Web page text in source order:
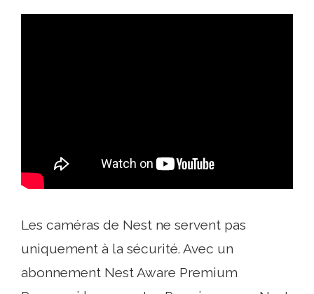
Les caméras de Nest ne servent pas
uniquement à la sécurité. Avec un
abonnement Nest Aware Premium